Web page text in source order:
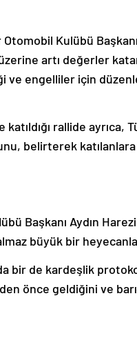
Otomobil Kulübü
artı değerler
ve engelliler için
rallide
belirterek
Başkanı Aydın
büyük bir
bir de kardeşlik
önce geldiğini ve